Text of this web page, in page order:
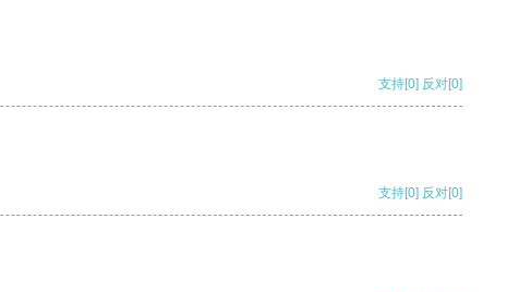
支持[0] 反对[0]
支持[0] 反对[0]